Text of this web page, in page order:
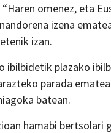
omenez, eta
izena
izan.
ibilbidetik plazako
parada
batean.
hamabi bertsolari